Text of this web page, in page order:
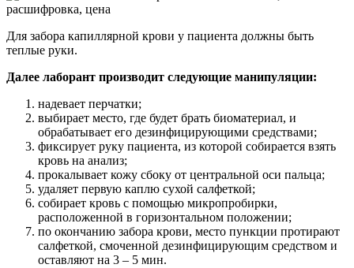
Для забора капиллярной крови у пациента должны быть
теплые руки.
Далее лаборант производит следующие манипуляции:
надевает перчатки;
выбирает место, где будет брать биоматериал, и
обрабатывает его дезинфицирующими средствами;
фиксирует руку пациента, из которой собирается взять
кровь на анализ;
прокалывает кожу сбоку от центральной оси пальца;
удаляет первую каплю сухой салфеткой;
собирает кровь с помощью микропробирки,
расположенной в горизонтальном положении;
по окончанию забора крови, место пункции протирают
салфеткой, смоченной дезинфицирующим средством и
оставляют на 3 – 5 мин.